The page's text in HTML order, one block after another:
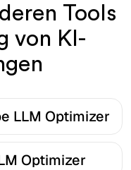
Tools
von KI-
LLM Optimizer
Optimizer